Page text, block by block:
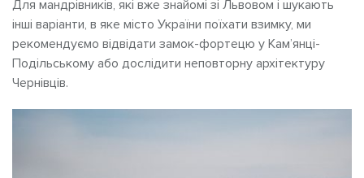
Для мандрівників, які вже знайомі зі Львовом і шукають
інші варіанти, в яке місто України поїхати взимку, ми
рекомендуємо відвідати замок-фортецю у Кам’янці-
Подільському або дослідити неповторну архітектуру
Чернівців.